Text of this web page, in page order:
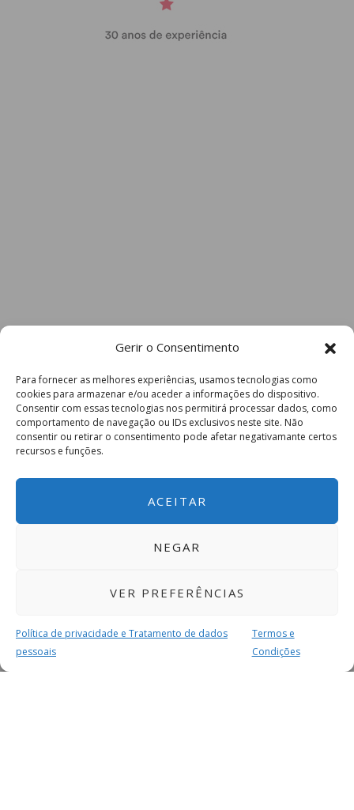
Gerir o Consentimento
Para fornecer as melhores experiências, usamos tecnologias como
cookies para armazenar e/ou aceder a informações do dispositivo.
Consentir com essas tecnologias nos permitirá processar dados, como
comportamento de navegação ou IDs exclusivos neste site. Não
consentir ou retirar o consentimento pode afetar negativamante certos
recursos e funções.
ACEITAR
NEGAR
VER PREFERÊNCIAS
Política de privacidade e Tratamento de dados
pessoais
Termos e
Condições